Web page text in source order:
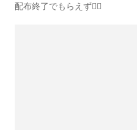
配布終了でもらえず😮‍💨